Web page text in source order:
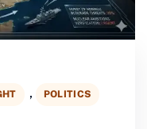
, POLITICS